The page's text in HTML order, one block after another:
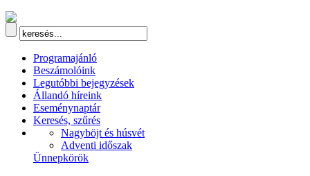
Programajánló
Beszámolóink
Legutóbbi bejegyzések
Állandó híreink
Eseménynaptár
Keresés, szűrés
Nagyböjt és húsvét
Adventi időszak
Ünnepkörök